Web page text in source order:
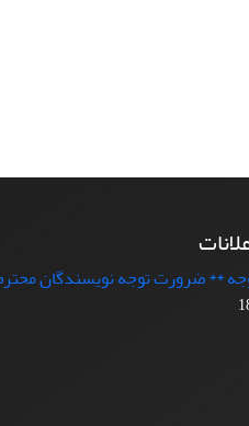
** ضرورت توجه نویسندگان